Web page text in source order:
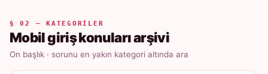
§ 02 — KATEGORILER
Mobil giriş konuları arşivi
On başlık · sorunu en yakın kategori altında ara